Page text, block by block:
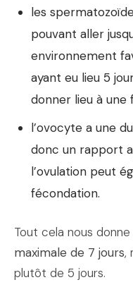
les
pouvant aller
environnement
ayant eu lieu 5
donner lieu à une
l’ovocyte a une
donc un rapport
l’ovulation peut
fécondation.
Tout cela nous donne
maximale de 7 jours,
plutôt de 5 jours.